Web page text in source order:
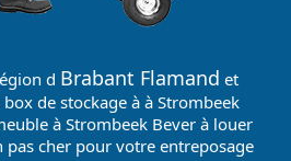
d Brabant Flamand et
de stockage à à Strombeek
à Strombeek Bever à louer
pas cher pour votre entreposage